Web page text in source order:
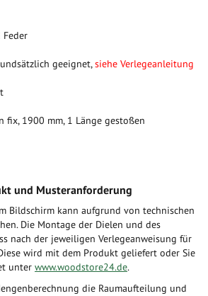
geeignet,siehe Verlegeanleitung
fix, 1900 mm, 1 Länge gestoßen
und Musteranforderung
Bildschirm kann aufgrund von technischen
Die Montage der Dielen und des
nach der jeweiligen Verlegeanweisung für
wird mit dem Produkt geliefert oder Sie
unter www.woodstore24.de.
die Raumaufteilung und